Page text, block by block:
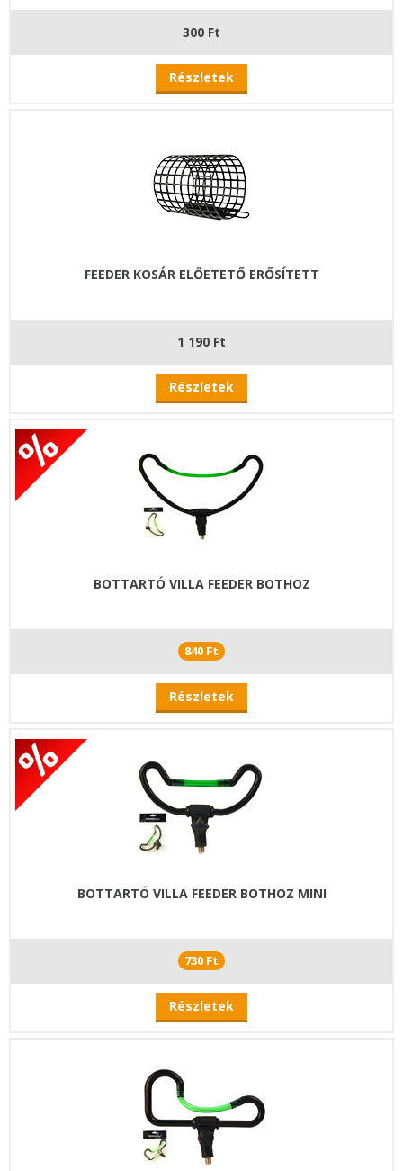
300 Ft
Részletek
FEEDER KOSÁR ELŐETETŐ ERŐSÍTETT
1 190 Ft
Részletek
BOTTARTÓ VILLA FEEDER BOTHOZ
840 Ft
Részletek
BOTTARTÓ VILLA FEEDER BOTHOZ MINI
730 Ft
Részletek